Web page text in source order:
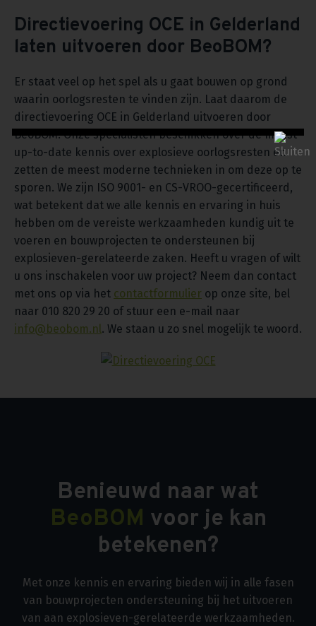
Directievoering OCE in Gelderland
laten uitvoeren door BeoBOM?
Er staat veel op het spel als u gaat bouwen op grond
waarin oorlogsresten te vinden zijn. Laat daarom de
directievoering OCE in Gelderland uitvoeren door
BeoBOM. Onze specialisten beschikken over de meest
up-to-date kennis over explosieve oorlogsresten en
zetten de meest moderne technieken in om deze op te
sporen. We zijn ISO 9001- en CS-VROO-gecertificeerd,
wat betekent dat we alle kennis en ervaring in huis
hebben om de vereiste werkzaamheden kundig uit te
voeren en bouwprojecten te ondersteunen bij
explosieven-gerelateerde zaken. Heeft u vragen of wilt
u ons inschakelen voor uw project? Neem dan contact
met ons op via het contactformulier op onze site, bel
naar 010 820 29 20 of stuur een e-mail naar
info@beobom.nl. We staan u zo snel mogelijk te woord.
Benieuwd naar wat
BeoBOM voor je kan
betekenen?
Met onze kennis en ervaring bieden wij in alle fasen
van bouwprojecten ondersteuning bij het uitvoeren
van aan explosieven-gerelateerde werkzaamheden.